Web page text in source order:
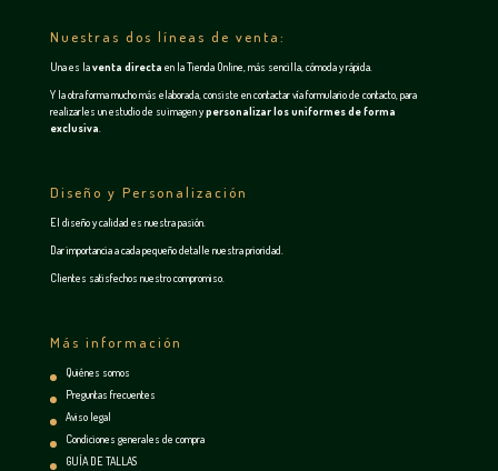
Nuestras dos líneas de venta:
Una es laventa directa en laTienda Online , más sencilla, cómoda y rápida.
Y la otra forma mucho más elaborada, consiste en contactar víaformulario de contacto, para
realizarles un estudio de su imagen ypersonalizar los uniformes de forma
exclusiva
Diseño y Personalización
El diseño y calidad es nuestra pasión.
Dar importancia a cada pequeño detalle nuestra prioridad.
Clientes satisfechos nuestro compromiso.
Más información
Quiénes somos
Preguntas frecuentes
Aviso legal
Condiciones generales de compra
GUÍA DE TALLAS